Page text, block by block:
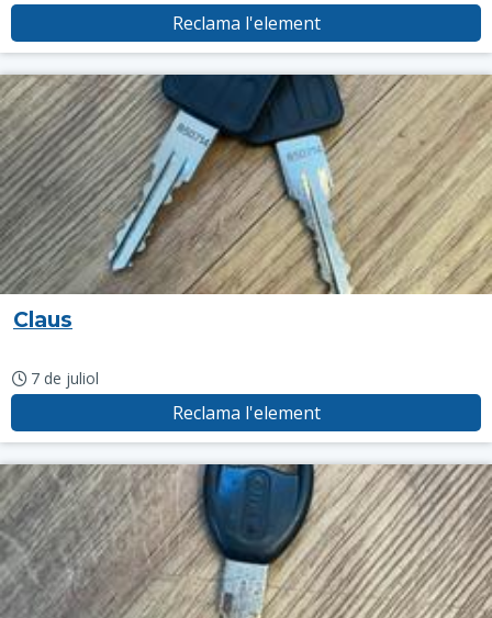
Reclama l'element
Claus
7 de juliol
Reclama l'element